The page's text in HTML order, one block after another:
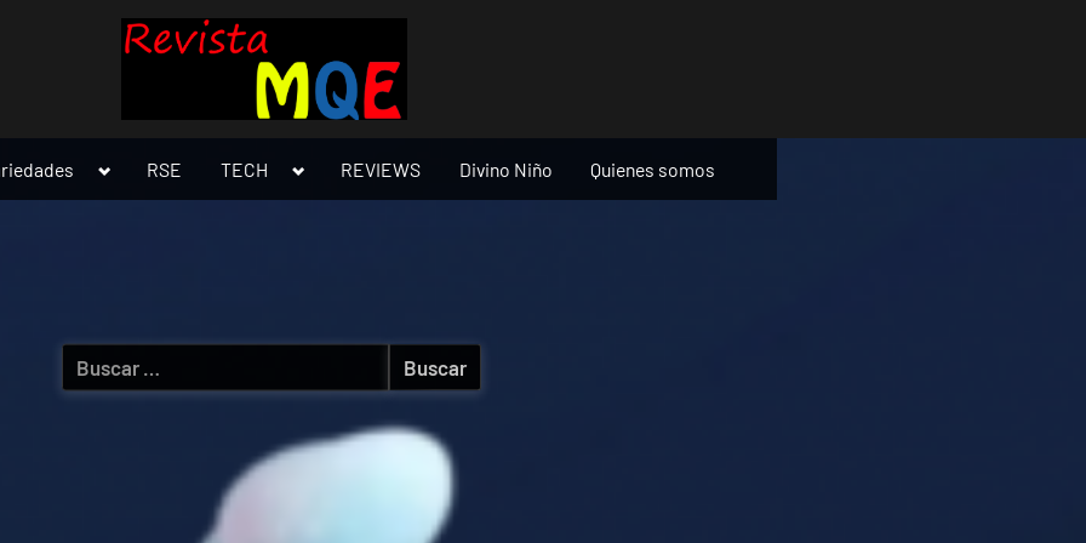
Toggle
menu
RSE TECH
Toggle
menu
REVIEWS Divino Niño Quienes somos
Buscar: